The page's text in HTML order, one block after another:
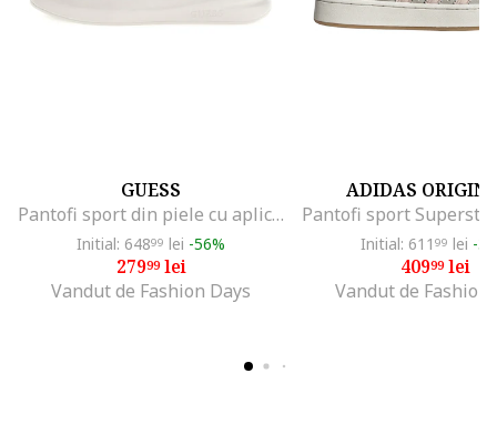
GUESS
Pantofi sport din piele cu aplicatie logo, Alb/Negru
Initial: 64899 lei -56%
27999lei
Vandut de Fashion Days
ADIDAS
Initial: 611 99 lei -
40999lei
Vandut de Fashion